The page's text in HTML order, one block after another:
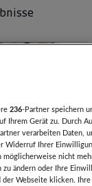
für 2
236-Partner speichern
Ihrem Gerät zu. Durch
verarbeiten Daten,
Widerruf Ihrer
möglicherweise nicht
zu ändern oder Ihre
der Webseite klicken.